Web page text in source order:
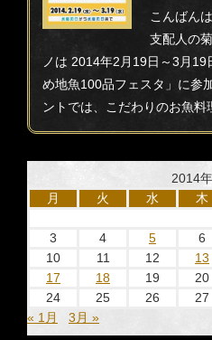
こんばん
支配人の
ノは 2014年2月19日～3月
め地魚100品フェスタ」に参
ントでは、こだわりのお魚料
2014
月
火 水 木
3
4 5 6
10
11 12 13
17
18 19 20
24
25 26 27
« 1月
3月 »